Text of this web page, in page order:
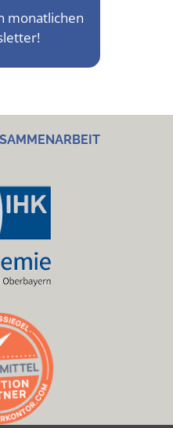
monatlichen